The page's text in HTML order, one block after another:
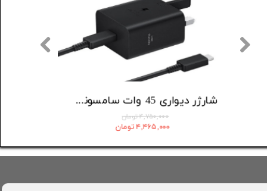
کابل تبدیل USB-C به USB-C انکر مدل A8756 طول 1 متر